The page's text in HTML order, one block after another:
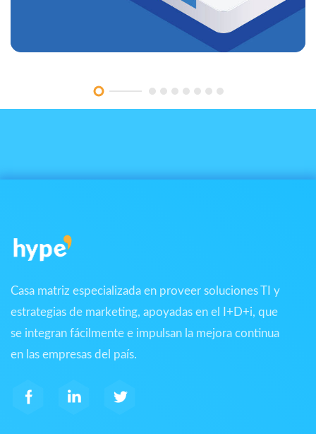
Casa matriz especializada en proveer soluciones TI y
estrategias de marketing, apoyadas en el I+D+i, que
se integran fácilmente e impulsan la mejora continua
en las empresas del país.